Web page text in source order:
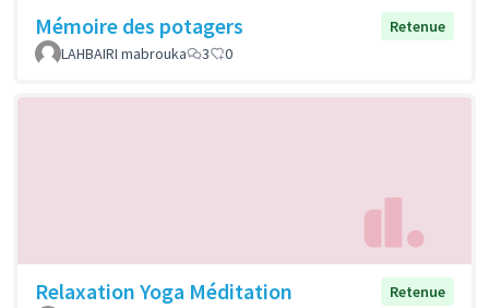
Mémoire des potagers
Retenue
LAHBAIRI mabrouka
3 0
Relaxation Yoga Méditation
Retenue